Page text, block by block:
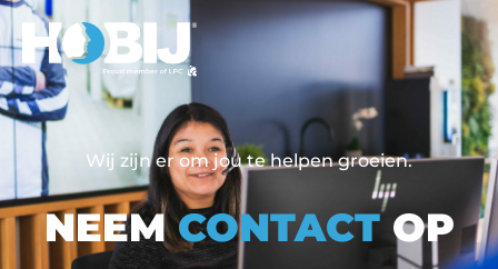
Wij zijn er om jou te helpen groeien.
NEEMCONTACTOP